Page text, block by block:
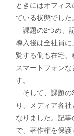
ときにはオフィ
ている状態でした。
課題の2つめ、
導入後は全社員
覧する側も在宅
スマートフォン
す。
そして、課題の
り、メディア各
なりました。記
で、著作権を保